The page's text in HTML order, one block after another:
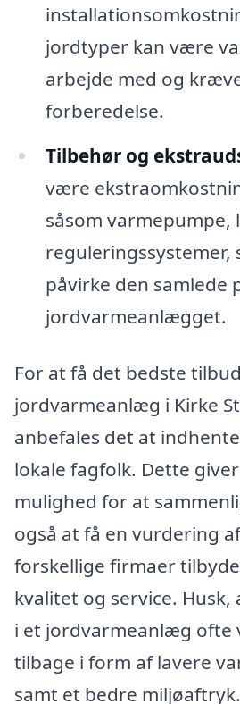
jordtyper kan være
arbejde med og
forberedelse.
Tilbehør og
være
såsom varmepumpe,
reguleringssystemer,
påvirke den samlede
jordvarmeanlægget.
For at få det bedste
jordvarmeanlæg i Kirke
anbefales det at
lokale fagfolk. Dette
mulighed for at
også at få en vurdering
forskellige firmaer
kvalitet og service.
i et jordvarmeanlæg ofte
tilbage i form af lavere
samt et bedre